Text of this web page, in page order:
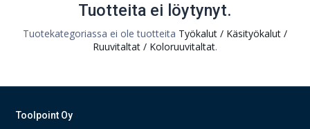
Tuotteita ei löytynyt.
Tuotekategoriassa ei ole tuotteita Työkalut / Käsityökalut /
Ruuvitaltat / Koloruuvitaltat.
Toolpoint Oy